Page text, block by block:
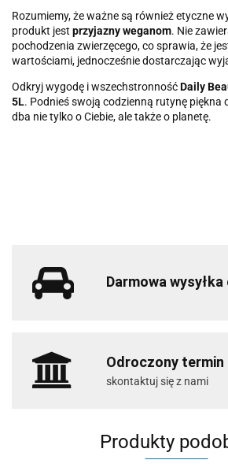
Rozumiemy, że ważne są również etyczne
produkt jest przyjazny weganom. Nie
pochodzenia zwierzęcego, co sprawia, że
wartościami, jednocześnie dostarczając
Odkryj wygodę i wszechstronnośćDaily
5L. Podnieś swoją codzienną rutynę piękna
dba nie tylko o Ciebie, ale także o planetę.
Darmowa wysyłka
Odroczony termin
skontaktuj się z nami
Produkty